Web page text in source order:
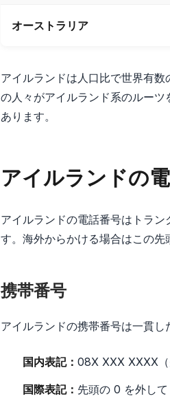
オーストラリア
アイルランドは人口比で世界有
の人々がアイルランド系のルー
あります。
アイルランドの
アイルランドの電話番号はトラ
す。海外からかける場合はこの先
携帯番号
アイルランドの携帯番号は一貫し
国内表記： 08X XXX XXXX（
国際表記： 先頭の 0 を外して